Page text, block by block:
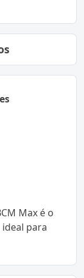
Max é o
para